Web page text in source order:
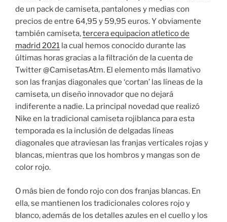
de un pack de camiseta, pantalones y medias con
precios de entre 64,95 y 59,95 euros. Y obviamente
también camiseta,tercera equipacion atletico de
madrid 2021 la cual hemos conocido durante las
últimas horas gracias a la filtración de la cuenta de
Twitter @CamisetasAtm. El elemento más llamativo
son las franjas diagonales que ‘cortan’ las líneas de la
camiseta, un diseño innovador que no dejará
indiferente a nadie. La principal novedad que realizó
Nike en la tradicional camiseta rojiblanca para esta
temporada es la inclusión de delgadas líneas
diagonales que atraviesan las franjas verticales rojas y
blancas, mientras que los hombros y mangas son de
color rojo.
O más bien de fondo rojo con dos franjas blancas. En
ella, se mantienen los tradicionales colores rojo y
blanco, además de los detalles azules en el cuello y los